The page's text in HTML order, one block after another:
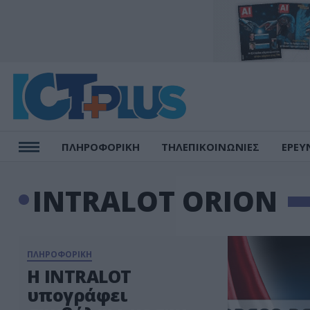
ΠΛΗΡΟΦΟΡΙΚΗ ΤΗΛΕΠΙΚΟΙΝΩΝΙΕΣ
INTRALOT ORION
ΠΛΗΡΟΦΟΡΙΚΗ
H INTRALOT
υπογράφει